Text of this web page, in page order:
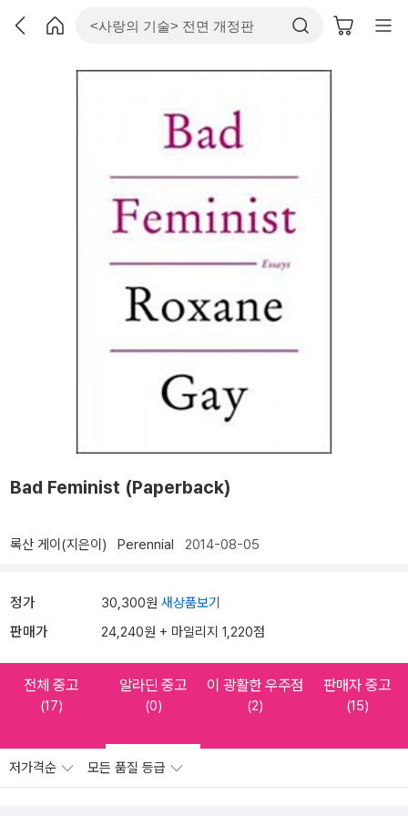
Bad Feminist (Paperback)
록산 게이(지은이) Perennial 2014-08-05
정가 30,300원 새상품보기
판매가 24,240원 + 마일리지 1,220점
전체 중고
(17)
알라딘 중고
(0)
이 광활한 우주점
(2)
판매자 중고
(15)
저가격순 모든 품질 등급